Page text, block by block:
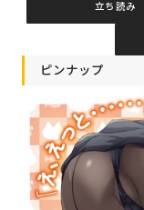
立ち読み
ピンナップ